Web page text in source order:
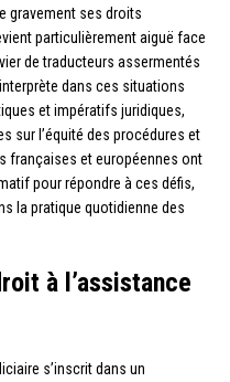
gravement ses droits
particulièrement aiguë face
de traducteurs assermentés
dans ces situations
et impératifs juridiques,
sur l’équité des procédures et
françaises et européennes ont
pour répondre à ces défis,
la pratique quotidienne des
à l’assistance
s’inscrit dans un